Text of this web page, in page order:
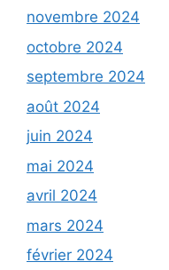
novembre 2024
octobre 2024
septembre 2024
août 2024
juin 2024
mai 2024
avril 2024
mars 2024
février 2024